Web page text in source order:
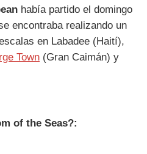
había partido el domingo
encontraba realizando un
en Labadee (Haití),
Town (Gran Caimán) y
of the Seas?: